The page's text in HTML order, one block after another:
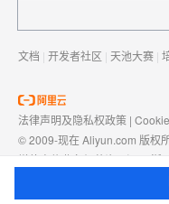
adb中我用str_to_date, 报
文档 | 开发者社区 | 天池大赛 |
法律声明及隐私权政策 |
© 2009-现在 Aliyun.com 版权
增值电信业务经营许可证： 浙
浙
浙公网安备